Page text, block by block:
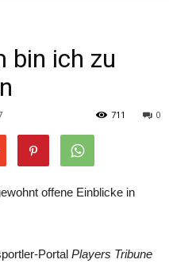
bin ich zu
0
711
offene Einblicke in
Portal Players Tribune